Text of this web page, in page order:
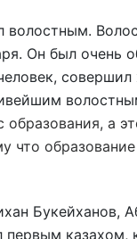
волостным.
Он был очень
образования, а
что образование
Букейханов,
первым казахом,